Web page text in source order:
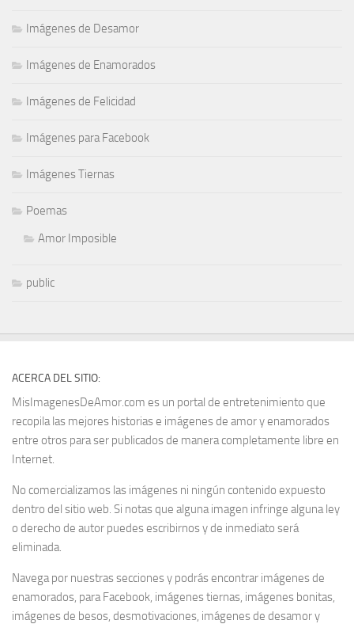
Imágenes de Desamor
Imágenes de Enamorados
Imágenes de Felicidad
Imágenes para Facebook
Imágenes Tiernas
Poemas
Amor Imposible
public
ACERCA DEL SITIO:
MisImagenesDeAmor.com es un portal de entretenimiento que
recopila las mejores historias e imágenes de amor y enamorados
entre otros para ser publicados de manera completamente libre en
Internet.
No comercializamos las imágenes ni ningún contenido expuesto
dentro del sitio web. Si notas que alguna imagen infringe alguna ley
o derecho de autor puedes escribirnos y de inmediato será
eliminada.
Navega por nuestras secciones y podrás encontrar imágenes de
enamorados, para Facebook, imágenes tiernas, imágenes bonitas,
imágenes de besos, desmotivaciones, imágenes de desamor y